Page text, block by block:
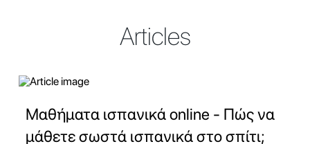
Articles
Μαθήματα ισπανικά online - Πώς να
μάθετε σωστά ισπανικά στο σπίτι;